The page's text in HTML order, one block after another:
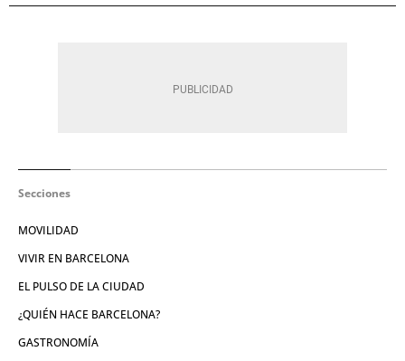
Secciones
MOVILIDAD
VIVIR EN BARCELONA
EL PULSO DE LA CIUDAD
¿QUIÉN HACE BARCELONA?
GASTRONOMÍA